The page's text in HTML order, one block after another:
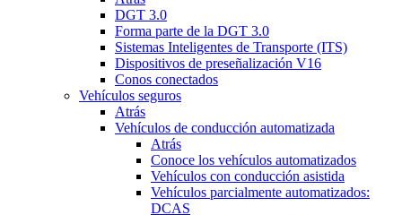
DGT 3.0
Forma parte de la DGT 3.0
Sistemas Inteligentes de Transporte (ITS)
Dispositivos de preseñalización V16
Conos conectados
Vehículos seguros
Atrás
Vehículos de conducción automatizada
Atrás
Conoce los vehículos automatizados
Vehículos con conducción asistida
Vehículos parcialmente automatizados:
DCAS